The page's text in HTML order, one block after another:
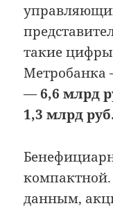
такие
—6,6 млрд
1,3 млрд
данным,